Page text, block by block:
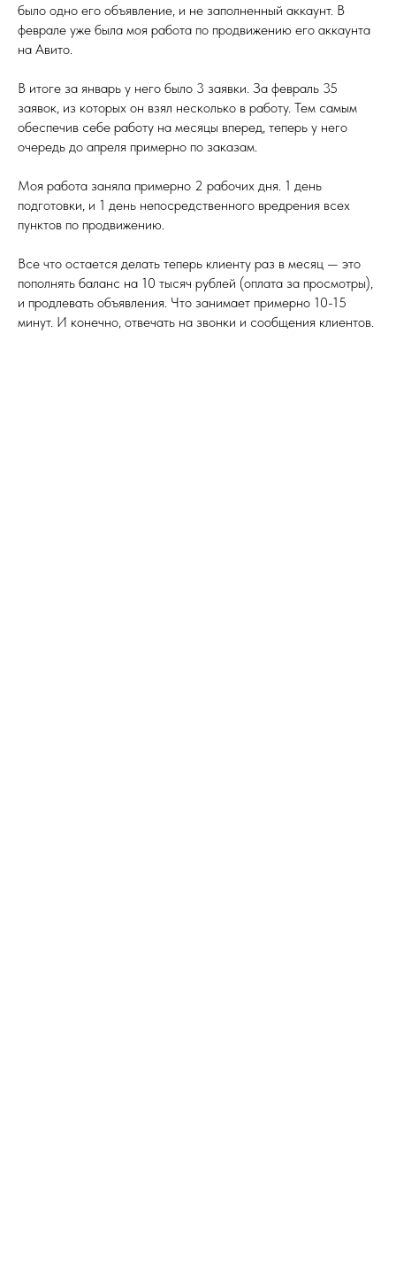
было одно его объявление, и не заполненный аккаунт. В
феврале уже была моя работа по продвижению его аккаунта
на Авито.
В итоге за январь у него было 3 заявки. За февраль 35
заявок, из которых он взял несколько в работу. Тем самым
обеспечив себе работу на месяцы вперед, теперь у него
очередь до апреля примерно по заказам.
Моя работа заняла примерно 2 рабочих дня. 1 день
подготовки, и 1 день непосредственного вредрения всех
пунктов по продвижению.
Все что остается делать теперь клиенту раз в месяц — это
пополнять баланс на 10 тысяч рублей (оплата за просмотры),
и продлевать объявления. Что занимает примерно 10-15
минут. И конечно, отвечать на звонки и сообщения клиентов.